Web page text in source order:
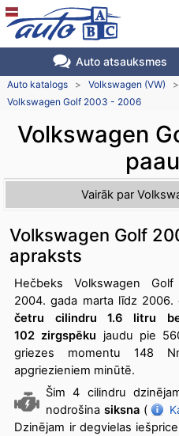
Auto atsauksmes
Auto katalogs > Volkswagen (VW) >
Volkswagen Golf 2003 - 2006
Volkswagen
Vairāk par
Volkswagen Golf
apraksts
Hečbeks Volkswagen
2004. gada marta līdz 2006.
četru cilindru 1.6 litru
102 zirgspēku jaudu pie
griezes momentu 148
apgriezieniem minūtē.
Šim 4 cilindru
nodrošinasiksna (
Dzinējam ir degvielas